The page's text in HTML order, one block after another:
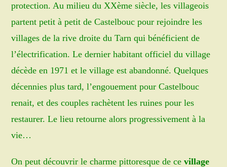
protection. Au milieu du XXème siècle, les villageois
partent petit à petit de Castelbouc pour rejoindre les
villages de la rive droite du Tarn qui bénéficient de
l’électrification. Le dernier habitant officiel du village
décède en 1971 et le village est abandonné. Quelques
décennies plus tard, l’engouement pour Castelbouc
renait, et des couples rachètent les ruines pour les
restaurer. Le lieu retourne alors progressivement à la
vie…
On peut découvrir le charme pittoresque de cevillage